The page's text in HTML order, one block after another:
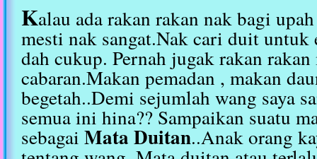
Kalau ada rakan rakan nak bagi
mesti nak sangat.Nak cari duit
dah cukup. Pernah jugak rakan
cabaran.Makan pemadan , makan
begetah..Demi sejumlah wang saya
semua ini hina?? Sampaikan suatu
sebagai Mata Duitan..Anak orang